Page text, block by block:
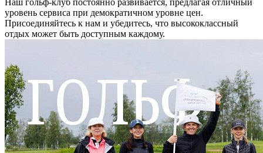
уровень сервиса при демократичном уровне цен.
Присоединяйтесь к нам и убедитесь, что высококлассный
отдых может быть доступным каждому.